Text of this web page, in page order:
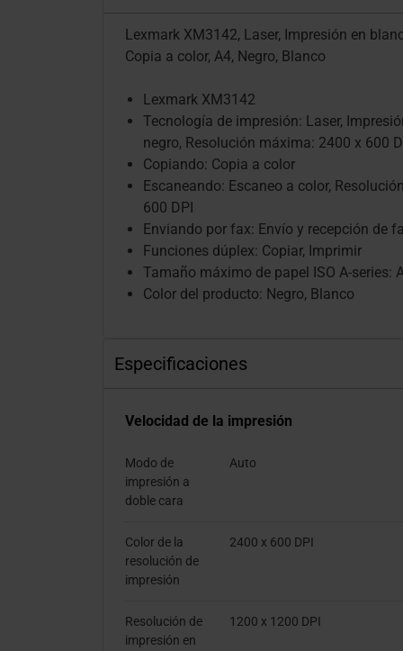
Lexmark XM3142, Laser, Impresión en
Copia a color, A4, Negro, Blanco
Lexmark XM3142
Tecnología de impresión: Laser,
negro, Resolución máxima: 2400 x 600
Copiando: Copia a color
Escaneando: Escaneo a color,
600 DPI
Enviando por fax: Envío y recepción de
Funciones dúplex: Copiar, Imprimir
Tamaño máximo de papel ISO A-series:
Color del producto: Negro, Blanco
Especificaciones
Velocidad de la impresión
Modo de
impresión a
doble cara
Auto
Color de la
resolución de
impresión
2400 x 600 DPI
Resolución de
impresión en
1200 x 1200 DPI